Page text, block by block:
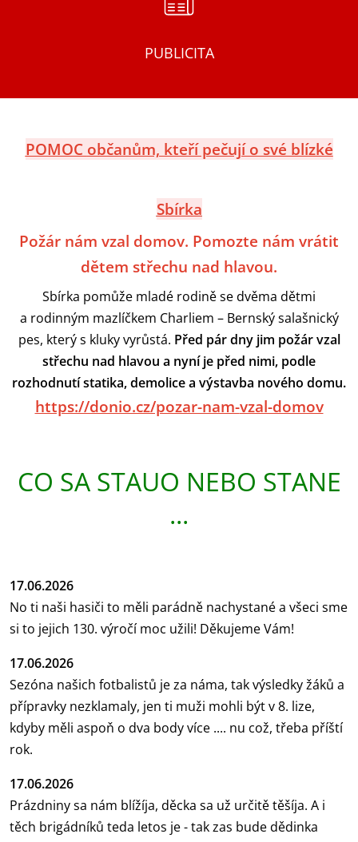
PUBLICITA
POMOC občanům, kteří pečují o své blízké
Sbírka
Požár nám vzal domov. Pomozte nám vrátit
dětem střechu nad hlavou.
Sbírka pomůže mladé rodině se dvěma dětmi
a rodinným mazlíčkem Charliem – Bernský salašnický
pes, který s kluky vyrůstá. Před pár dny jim požár vzal
střechu nad hlavou a nyní je před nimi, podle
rozhodnutí statika, demolice a výstavba nového domu.
https://donio.cz/pozar-nam-vzal-domov
CO SA STAUO NEBO STANE
...
17.06.2026
No ti naši hasiči to měli parádně nachystané a všeci sme
si to jejich 130. výročí moc užili! Děkujeme Vám!
17.06.2026
Sezóna našich fotbalistů je za náma, tak výsledky žáků a
přípravky nezklamaly, jen ti muži mohli být v 8. lize,
kdyby měli aspoň o dva body více .... nu což, třeba příští
rok.
17.06.2026
Prázdniny sa nám blížíja, děcka sa už určitě těšíja. A i
těch brigádníků teda letos je - tak zas bude dědinka